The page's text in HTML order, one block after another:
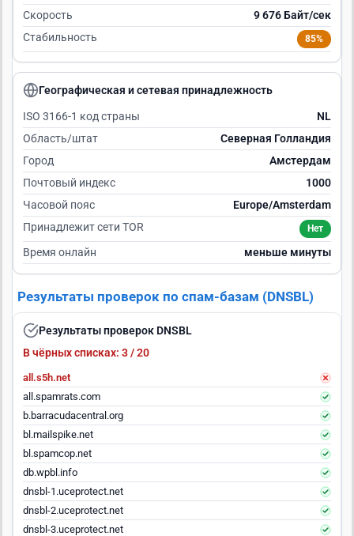
Скорость
9 676 Байт/сек
Стабильность
85%
Географическая и сетевая принадлежность
ISO 3166-1 код страны
NL
Область/штат
Северная Голландия
Город
Амстердам
Почтовый индекс
1000
Часовой пояс
Europe/Amsterdam
Принадлежит сети TOR
Нет
Время онлайн меньше минуты
Результаты проверок по спам-базам (DNSBL)
Результаты проверок DNSBL
В чёрных списках: 3 / 20
all.s5h.net
all.spamrats.com
b.barracudacentral.org
bl.mailspike.net
bl.spamcop.net
db.wpbl.info
dnsbl-1.uceprotect.net
dnsbl-2.uceprotect.net
dnsbl-3.uceprotect.net